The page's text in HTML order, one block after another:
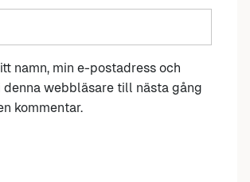
namn, min e-postadress och
webbläsare till nästa gång
kommentar.